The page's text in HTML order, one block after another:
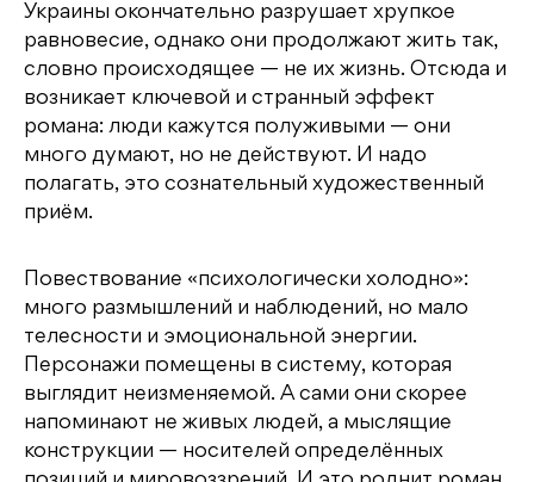
Украины окончательно разрушает хрупкое
равновесие, однако они продолжают жить так,
словно происходящее — не их жизнь. Отсюда и
возникает ключевой и странный эффект
романа: люди кажутся полуживыми — они
много думают, но не действуют. И надо
полагать, это сознательный художественный
приём.
Повествование «психологически холодно»:
много размышлений и наблюдений, но мало
телесности и эмоциональной энергии.
Персонажи помещены в систему, которая
выглядит неизменяемой. А сами они скорее
напоминают не живых людей, а мыслящие
конструкции — носителей определённых